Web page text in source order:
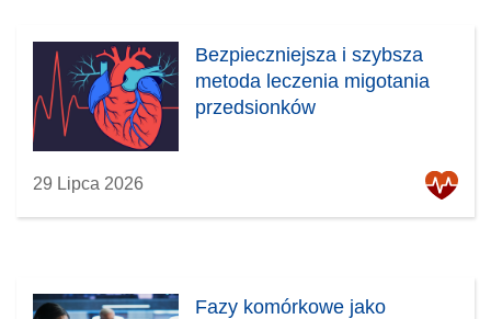
Bezpieczniejsza i szybsza
metoda leczenia migotania
przedsionków
29 Lipca 2026
Fazy komórkowe jako